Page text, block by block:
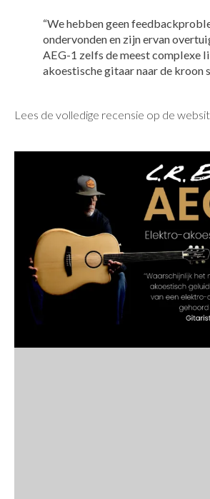
“We hebben geen
ondervonden en zijn ervan
AEG-1 zelfs de meest complexe
akoestische gitaar naar de kroon
Lees de volledige recensie op de